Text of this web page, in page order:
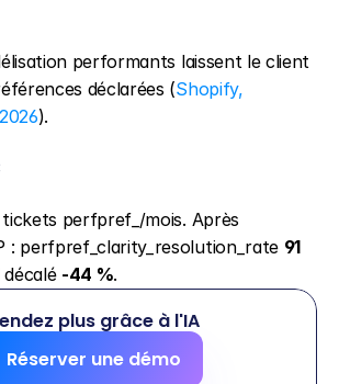
performants laissent le client
déclarées (Shopify,
).
perfpref_/mois. Après
: perfpref_clarity_resolution_rate 91
-44 %.
plus grâce à l'IA
Réserver une démo